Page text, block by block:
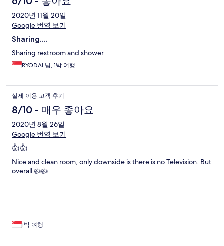
2020년 11월 20일
Google 번역 보기
Sharing....
Sharing restroom and shower
RYODAI 님, 1박 여행
실제 이용 고객 후기
8/10 - 매우 좋아요
2020년 8월 26일
Google 번역 보기
👍👍
Nice and clean room, only downside is there is no Television. But
overall 👍👍
1박 여행